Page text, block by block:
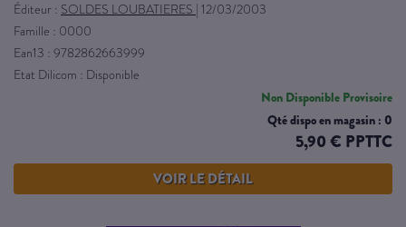
Éditeur : SOLDES LOUBATIERES | 12/03/2003
Famille : 0000
Ean13 : 9782862663999
Etat Dilicom : Disponible
Non Disponible Provisoire
Qté dispo en magasin : 0
5,90 € PPTTC
VOIR LE DÉTAIL